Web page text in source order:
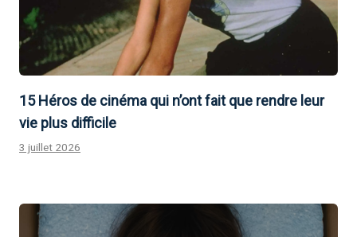
15 Héros de cinéma qui n’ont fait que rendre leur
vie plus difficile
3 juillet 2026